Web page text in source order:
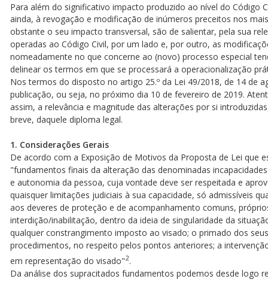
Para além do significativo impacto produzido ao nível do Código
ainda, à revogação e modificação de inúmeros preceitos nos
obstante o seu impacto transversal, são de salientar, pela sua
operadas ao Código Civil, por um lado e, por outro, as
nomeadamente no que concerne ao (novo) processo especial
delinear os termos em que se processará a operacionalização
Nos termos do disposto no artigo 25.º da Lei 49/2018, de 14 de
publicação, ou seja, no próximo dia 10 de fevereiro de 2019.
assim, a relevância e magnitude das alterações por si
breve, daquele diploma legal.
1. Considerações Gerais
De acordo com a Exposição de Motivos da Proposta de Lei que
"fundamentos finais da alteração das denominadas
e autonomia da pessoa, cuja vontade deve ser respeitada e
quaisquer limitações judiciais à sua capacidade, só admissíveis
aos deveres de proteção e de acompanhamento comuns,
interdição/inabilitação, dentro da ideia de singularidade da
qualquer constrangimento imposto ao visado; o primado dos
procedimentos, no respeito pelos pontos anteriores; a
em representação do visado"2.
Da análise dos supracitados fundamentos podemos desde logo